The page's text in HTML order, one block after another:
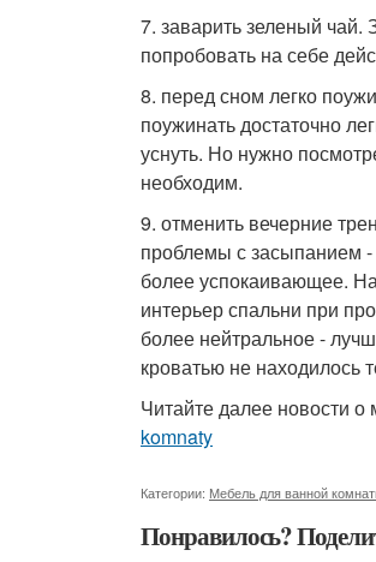
7. заварить зеленый
попробовать на себе
8. перед сном легко
поужинать достаточно
уснуть. Но нужно
необходим.
9. отменить вечерние
проблемы с засыпанием -
более успокаивающее.
интерьер спальни при
более нейтральное -
кроватью не находилось
Читайте далее новости
komnaty
Категории: Мебель для ванной
Понравилось?